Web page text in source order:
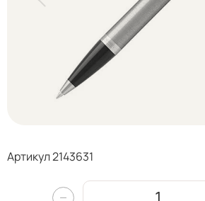
Артикул 2143631